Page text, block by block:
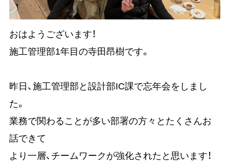
おはようございます！
施工管理部1年目の寺田昂樹です。
昨日、施工管理部と設計部IC課で忘年会をしまし
た。
業務で関わることが多い部署の方々とたくさんお
話できて
より一層、チームワークが強化されたと思います！